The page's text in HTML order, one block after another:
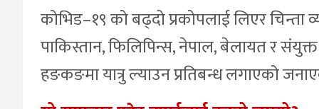
कोभिड–१९ को बढ्दो प्रकोपलाई लिएर चिन्ता
पाकिस्तान, फिलिपिन्स, नेपाल, बेलायत र
हङकङमा यात्रु ल्याउन प्रतिबन्ध लगाएको